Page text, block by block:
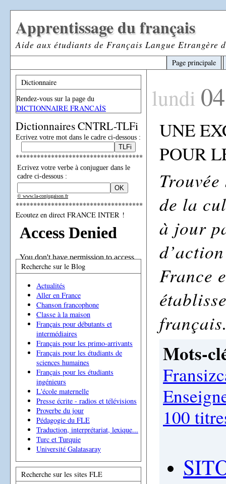
Apprentissage du français
Aide aux étudiants de Français Langue Etrangère
Page principale
Dictionnaire
Rendez-vous sur la page du
DICTIONNAIRE FRANCAİS
Dictionnaires CNTRL-TLFi
Ecrivez votre mot dans le cadre ci-dessous :
************************************
Ecrivez votre verbe à conjuguer dans le
cadre ci-dessous :
© www.la-conjugaison.fr
************************************
Ecoutez en direct FRANCE INTER !
Recherche sur le Blog
Actualités
Aller en France
Chanson francophone
Classe à la maison
Français pour débutants et
intermédiaires
Français pour les primo-arrivants
Français pour les étudiants de
sciences humaines
Français pour les étudiants
ingénieurs
L'école maternelle
Presse écrite - radios et télévisions
Proverbe du jour
Pédagogie du FLE
Traduction, interprétariat, lexique...
Turc et Turquie
Université Galatasaray
Recherche sur les sites FLE
lundi 04
UNE
POUR
de la
à jour
France
Mots-
100